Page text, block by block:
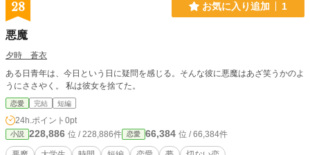
28 お気に入り追加 1
悪魔
夕時 蒼衣
ある日青年は、今日という日に疑問を感じる。そんな彼に悪魔はあざ笑うかのよ
うにささやく。 私は彼女を捨てた。
恋愛 完結 短編
24h.ポイント 0pt
小説 228,886 位 / 228,886件 恋愛 66,384 位 / 66,384件